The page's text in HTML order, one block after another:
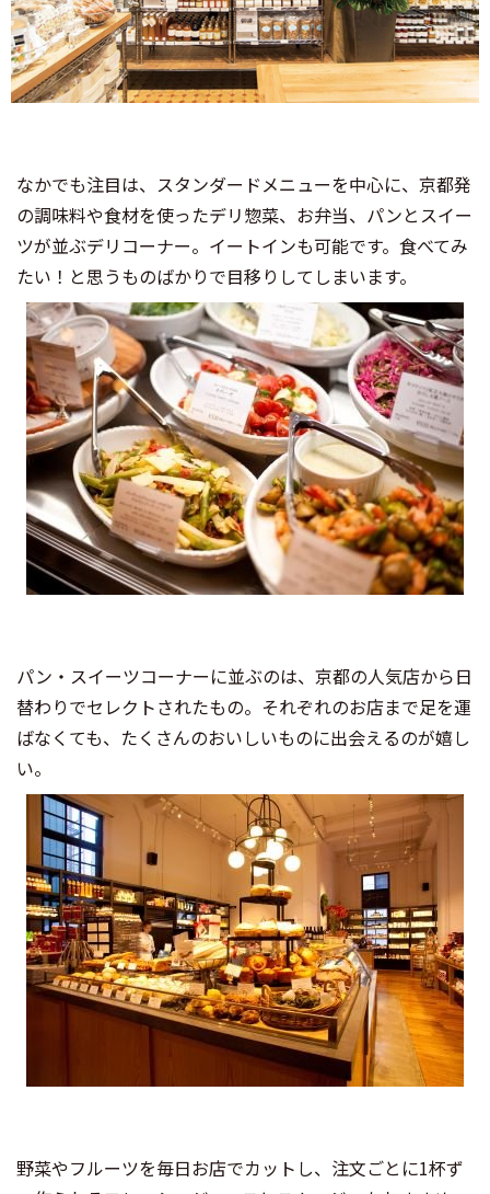
なかでも注目は、スタンダードメニューを中心に、京都発
の調味料や食材を使ったデリ惣菜、お弁当、パンとスイー
ツが並ぶデリコーナー。イートインも可能です。食べてみ
たい！と思うものばかりで目移りしてしまいます。
パン・スイーツコーナーに並ぶのは、京都の人気店から日
替わりでセレクトされたもの。それぞれのお店まで足を運
ばなくても、たくさんのおいしいものに出会えるのが嬉し
い。
野菜やフルーツを毎日お店でカットし、注文ごとに1杯ず